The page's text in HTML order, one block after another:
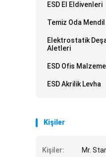
ESD El Eldivenleri
Temiz Oda Mendil
Elektrostatik
Aletleri
ESD Ofis
ESD Akrilik Levha
Kişiler
Kişiler:
Mr.